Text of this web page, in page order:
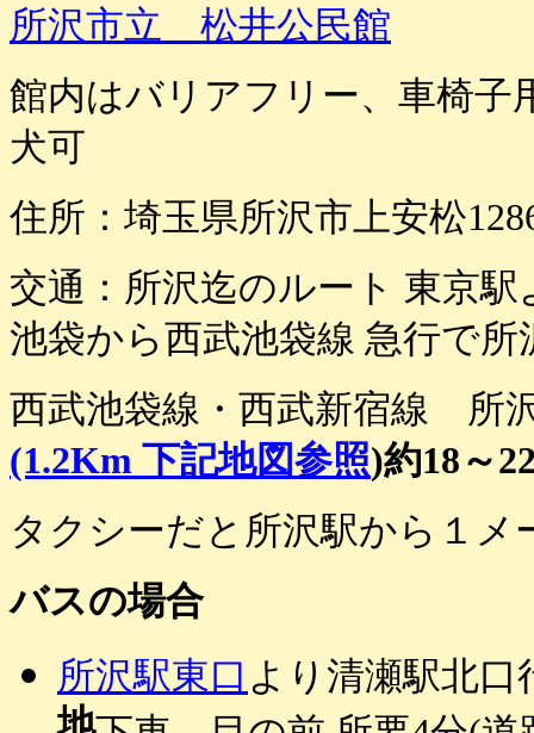
所沢市立 松井公民館
館内はバリアフリー、車椅子
犬可
住所：埼玉県所沢市上安松
交通：所沢迄のルート 東京
池袋から西武池袋線 急行で所
西武池袋線・西武新宿線 所
(1.2Km 下記地図参照)約18～
タクシーだと所沢駅から１メ
バスの場合
所沢駅東口 より清瀬駅北